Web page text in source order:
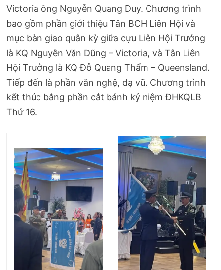
Victoria ông Nguyễn Quang Duy. Chương trình
bao gồm phần giới thiệu Tân BCH Liên Hội và
mục bàn giao quân kỳ giữa cựu Liên Hội Trưởng
là KQ Nguyễn Văn Dũng – Victoria, và Tân Liên
Hội Trưởng là KQ Đỗ Quang Thẩm – Queensland.
Tiếp đến là phần văn nghệ, dạ vũ. Chương trình
kết thúc bằng phần cắt bánh kỷ niệm ĐHKQLB
Thứ 16.